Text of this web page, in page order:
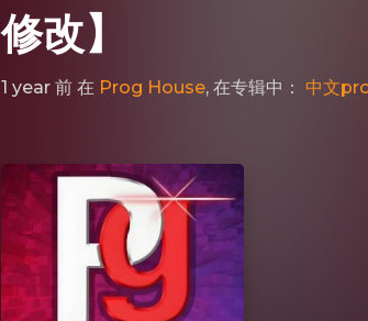
修改】
1 year 前 在 Prog House, 在专辑中： 中文